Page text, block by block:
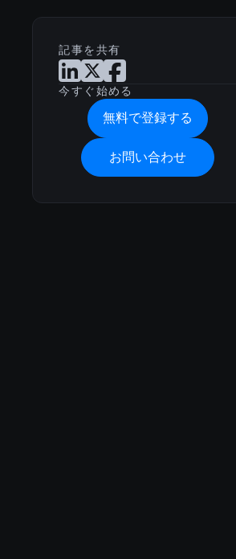
記事を共有
LinkedInで記事を共有
Xで記事を共有
Facebookで記事を共有
今すぐ始める
無料で登録する
お問い合わせ